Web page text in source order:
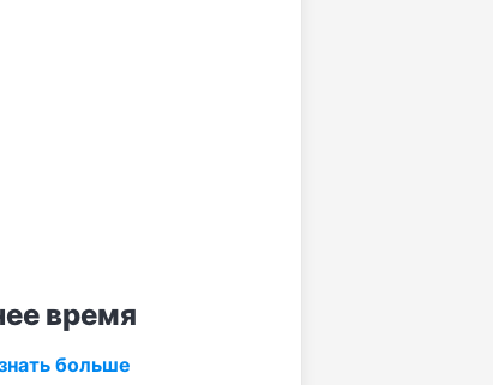
время
больше